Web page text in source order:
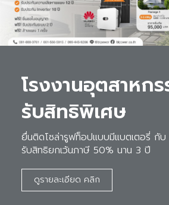
โรงงานอุตสาหก
รับสิทธิพิเศษ
ยื่นติดโซล่ารูฟท็อปแบบมีแบตเตอรี่ กั
รับสิทธิยกเว้นภาษี 50% นาน 3 ปี
ดูรายละเอียด คลิก